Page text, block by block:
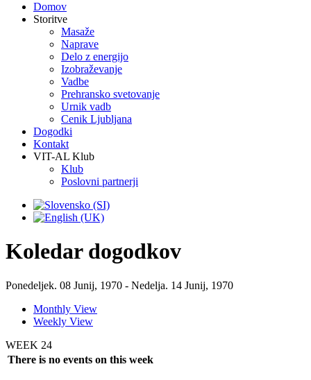
Domov
Storitve
Masaže
Naprave
Delo z energijo
Izobraževanje
Vadbe
Prehransko svetovanje
Urnik vadb
Cenik Ljubljana
Dogodki
Kontakt
VIT-AL Klub
Klub
Poslovni partnerji
Koledar dogodkov
Ponedeljek. 08 Junij, 1970 - Nedelja. 14 Junij, 1970
Monthly View
Weekly View
WEEK 24
There is no events on this week